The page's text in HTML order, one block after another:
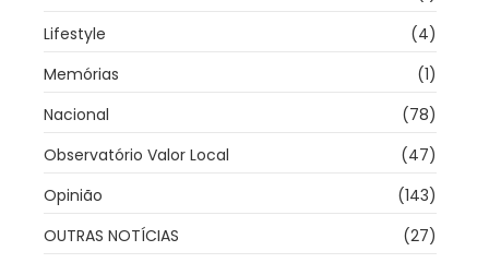
Lifestyle
(4)
Memórias
(1)
Nacional
(78)
Observatório Valor Local
(47)
Opinião
(143)
OUTRAS NOTÍCIAS
(27)